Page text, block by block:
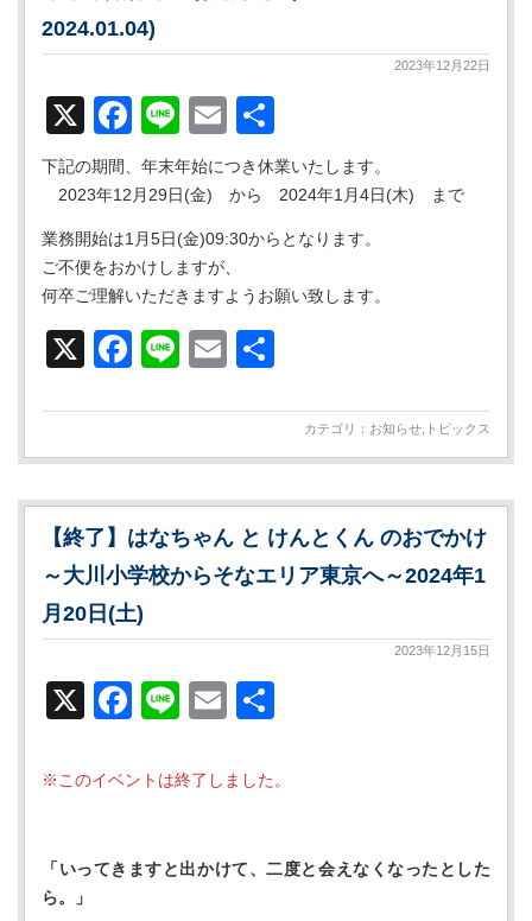
2024.01.04)
2023年12月22日
X Facebook
LineEmail
有
下記の期間、年末年始につき休業いたします。
2023年12月29日(金) から 2024年1月4日(木) まで
業務開始は1月5日(金)09:30からとなります。
ご不便をおかけしますが、
何卒ご理解いただきますようお願い致します。
X Facebook
LineEmail
カテゴリ： お知らせ トピックス
【終了】はなちゃん と けんとくん のおでかけ
～大川小学校からそなエリア東京へ～2024年1
月20日(土)
2023年12月15日
X Facebook
LineEmail
※このイベントは終了しました。
「いってきますと出かけて、二度と会えなくなったとした
ら。」